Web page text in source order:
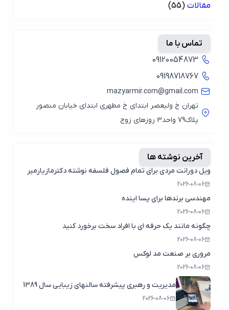
مقالات (55)
تماس با ما
09120054873
09198718767
mazyarmir.com@gmail.com
تهران خ ولیعصر ابتدای خ مطهری ابتدای خیابان منصور
آخرین نوشته ها
ویل دورانت مردی برای تمام فصول فلسفه نوشته دکترمازیارمیر
2026-08-06
مهندسی برندها برای پسا اینده
2026-08-06
چگونه مانند یک حرفه ای با افراد سخت برخورد کنید
2026-08-06
مروری بر صنعت مد لوکس
2026-08-06
مدیریت و رهبری پیشرفته سالنهای زیبایی سال 1389
2026-08-06